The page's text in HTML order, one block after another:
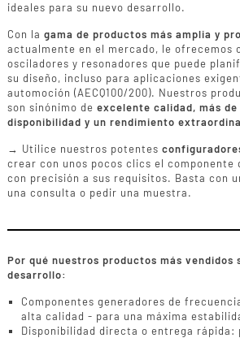
ideales para su nuevo desarrollo.
Con la gama de productos más amplia y
actualmente en el mercado, le ofrecemos
osciladores y resonadores que puede
su diseño, incluso para aplicaciones
automoción (AECQ100/200). Nuestros
son sinónimo de excelente calidad, más de
disponibilidad y un rendimiento
→ Utilice nuestros potentes
crear con unos pocos clics el componente
con precisión a sus requisitos. Basta con
una consulta o pedir una muestra.
Por qué nuestros productos más vendidos
desarrollo:
Componentes generadores de
alta calidad - para una máxima
Disponibilidad directa o entrega rápida: